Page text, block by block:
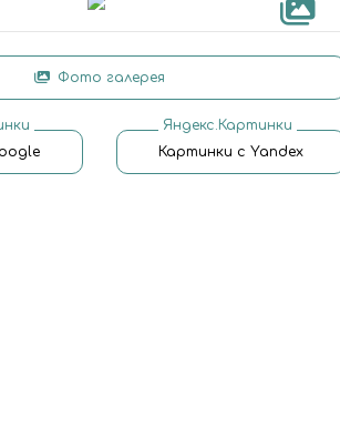
Фото галерея
Яндекс.Картинки
Картинки с Yandex